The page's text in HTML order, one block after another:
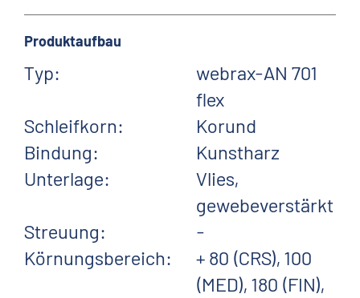
Produktaufbau
Typ:
webrax-AN 701
flex
Schleifkorn:
Korund
Bindung:
Kunstharz
Unterlage:
Vlies,
gewebeverstärkt
Streuung:
-
Körnungsbereich:
+ 80 (CRS), 100
(MED), 180 (FIN),